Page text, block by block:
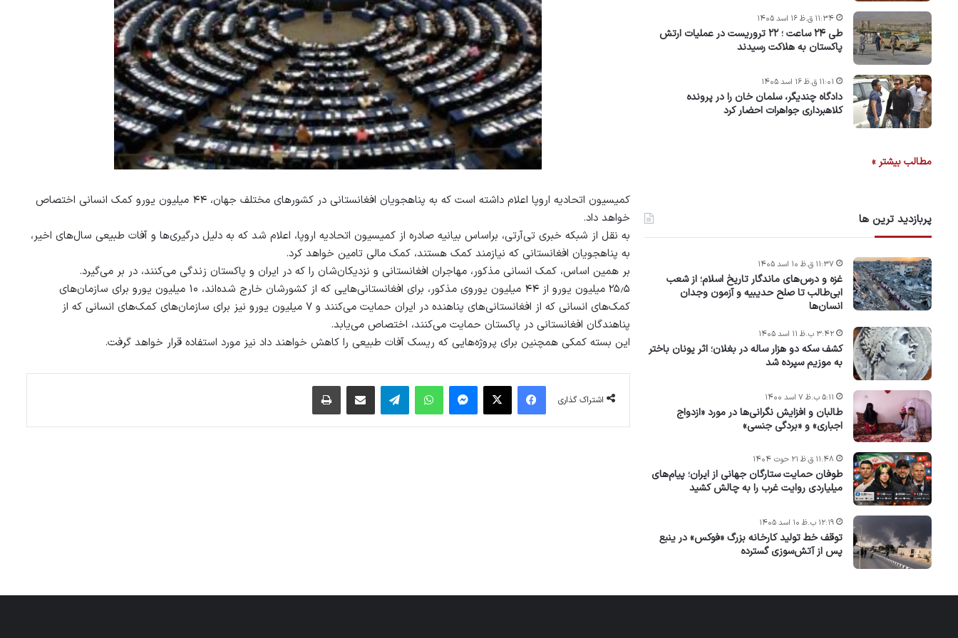
کمیسیون اتحادیه اروپا اعلام داشته است که به پناهجویان افغانستانی در کشورهای مختلف جهان، ۴۴ میلیون یورو کمک انسانی اختصاص
خواهد داد.
به نقل از شبکه خبری تی‌آرتی، براساس بیانیه صادره از کمیسیون اتحادیه اروپا، اعلام شد که به دلیل درگیری‌ها و آفات طبیعی سال‌های اخیر،
به پناهجویان افغانستانی که نیازمند کمک هستند، کمک مالی تامین خواهد کرد.
بر همین اساس، کمک انسانی مذکور، مهاجران افغانستانی و نزدیکان‌شان را که در ایران و پاکستان زندگی می‌کنند، در بر می‌گیرد.
۲۵٫۵ میلیون یورو از ۴۴ میلیون یوروی مذکور، برای افغانستانی‌هایی که از کشورشان خارج شده‌اند، ۱۰ میلیون یورو برای سازمان‌های
کمک‌های انسانی که از افغانستانی‌های پناهنده در ایران حمایت می‌کنند و ۷ میلیون یورو نیز برای سازمان‌های کمک‌های انسانی که از
پناهندگان افغانستانی در پاکستان حمایت می‌کنند، اختصاص می‌یابد.
این بسته کمکی همچنین برای پروژه‌هایی که ریسک آفات طبیعی را کاهش خواهند داد نیز مورد استفاده قرار خواهد گرفت.
اشتراک گذاری
فیس بوک X پیام رسان واتس آپ تلگرام اشتراک گذاری از طریق ایمیل
طی ۲۴ ساعت ؛ ۲۲ تروریست در عملیات ارتش
پاکستان به هلاکت رسیدند
۱۱:۳۴ ق.ظ ۱۶ اسد ۱۴۰۵
دادگاه چندیگر، سلمان خان را در پرونده
کلاهبرداری جواهرات احضار کرد
۱۱:۰۱ ق.ظ ۱۶ اسد ۱۴۰۵
مطالب بیشتر »
پربازدید ترین ها
غزه و درس‌های ماندگار تاریخ اسلام؛ از شعب
ابی‌طالب تا صلح حدیبیه و آزمون وجدان
انسان‌ها
۱۱:۳۷ ق.ظ ۱۰ اسد ۱۴۰۵
کشف سکه دو هزار ساله در بغلان؛ اثر یونان باختر
به موزیم سپرده شد
۳:۴۲ ب.ظ ۱۱ اسد ۱۴۰۵
طالبان و افزایش نگرانی‌ها در مورد «ازدواج
اجباری» و «بردگی جنسی»
۵:۱۱ ب.ظ ۷ اسد ۱۴۰۰
طوفان حمایت ستارگان جهانی از ایران؛ پیام‌های
میلیاردی روایت غرب را به چالش کشید
۱۱:۴۸ ق.ظ ۲۱ حوت ۱۴۰۴
توقف خط تولید کارخانه بزرگ «فوکس» در ینبع
پس از آتش‌سوزی گسترده
۱۲:۱۹ ب.ظ ۱۰ اسد ۱۴۰۵